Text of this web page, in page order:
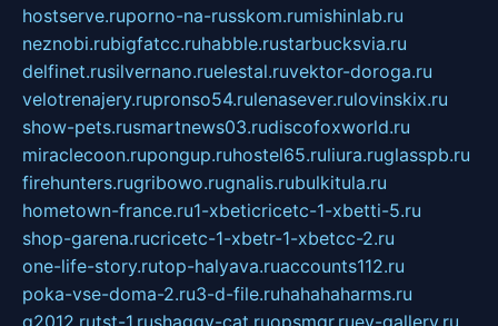
hostserve.ruporno-na-russkom.rumishinlab.ru
neznobi.rubigfatcc.ruhabble.rustarbucksvia.ru
delfinet.rusilvernano.ruelestal.ruvektor-doroga.ru
velotrenajery.rupronso54.rulenasever.rulovinskix.ru
show-pets.rusmartnews03.rudiscofoxworld.ru
miraclecoon.rupongup.ruhostel65.ruliura.ruglasspb.ru
firehunters.rugribowo.rugnalis.rubulkitula.ru
hometown-france.ru1-xbeticricetc-1-xbetti-5.ru
shop-garena.rucricetc-1-xbetr-1-xbetcc-2.ru
one-life-story.rutop-halyava.ruaccounts112.ru
poka-vse-doma-2.ru3-d-file.ruhahahaharms.ru
g2012.rutst-1.rushaggy-cat.ruopsmgr.ruev-gallery.ru